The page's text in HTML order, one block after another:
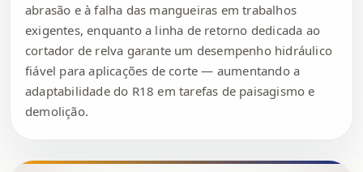
abrasão e à falha das mangueiras em trabalhos
exigentes, enquanto a linha de retorno dedicada ao
cortador de relva garante um desempenho hidráulico
fiável para aplicações de corte — aumentando a
adaptabilidade do R18 em tarefas de paisagismo e
demolição.